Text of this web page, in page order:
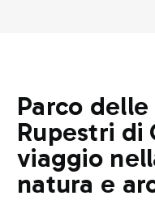
Parco
Rupestri di
viaggio
natura e